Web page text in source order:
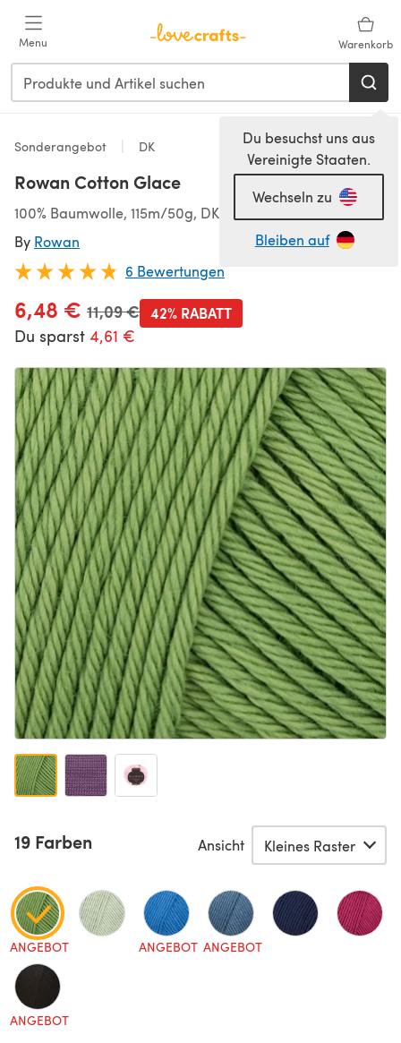
Menu Warenkorb
Du besuchst uns aus
Vereinigte Staaten.
Wechseln zu
Bleiben auf
Sonderangebot DK
Rowan Cotton Glace
100% Baumwolle, 115m/50g, DK (3,75-4,50 mm)
By Rowan
6 Bewertungen
6,48 € Alter Preis
11,09 €
Du sparst 4,61 €
42% RABATT
19 Farben Ansicht
ANGEBOT ANGEBOT ANGEBOT
ANGEBOT